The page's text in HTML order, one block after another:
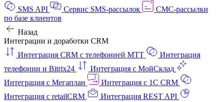
SMS API
Сервис SMS-рассылок
СМС-рассылки
по базе клиентов
Назад
Интеграции и доработки CRM
Интеграция CRM с телефонией МТТ
Интеграция
телефонии и Bitrix24
Интеграция с МойСклад
Интеграция с Мегаплан
Интеграция с 1C CRM
Интеграция с retailCRM
Интеграция REST API